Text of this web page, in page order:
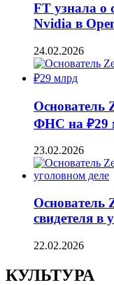
FT узнала о
Nvidia в
24.02.2026
Основатель
ФНС на ₽29
23.02.2026
Основатель
свидетеля в
22.02.2026
КУЛЬТУРА